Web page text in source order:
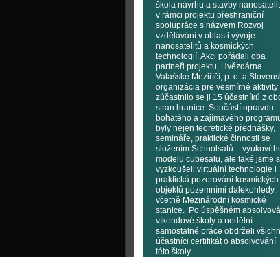
škola návrhu a stavby
v rámci projektu přeshraniční
spolupráce s názvem Rozvoj
vzdělávání v oblasti vývoje
nanosatelitů a kosmických
technologií. Akci pořádali oba
partneři projektu, Hvězdárna
Valašské Meziříčí, p. o. a
organizácia pre vesmírné aktivity
zúčastnilo se ji 15 účastníků z
stran hranice. Součástí opravdu
bohatého a zajímavého
byly nejen teoretické přednášky,
semináře, praktické činnosti se
složením Schoolsatů –
modelu cubesatu, ale také jsme
vyzkoušeli virtuální technologie i
praktická pozorování kosmických
objektů pozemními dalekohledy,
včetně Mezinárodní kosmické
stanice. Po úspěšném
víkendové školy a nedělní
samostatné práce obdrželi
účastníci certifikát o absolvování
této školy.